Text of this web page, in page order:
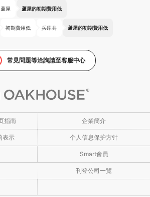
蘆屋 蘆屋的初期費用低
初期費用低 兵库县 蘆屋的初期費用低
常見問題等洽詢請至客服中心
指南 企業簡介
表示 个人信息保护方针
Smart會員
刊登公司一覽